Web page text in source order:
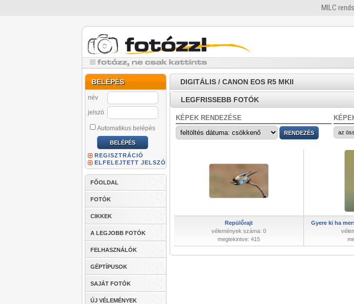
MILC
BELÉPÉS
név
jelszó
Automatikus belépés
REGISZTRÁCIÓ
ELFELEJTETT JELSZÓ
FŐOLDAL
FOTÓK
CIKKEK
A LEGJOBB FOTÓK
FELHASZNÁLÓK
GÉPTÍPUSOK
SAJÁT FOTÓK
ÚJ VÉLEMÉNYEK
DIGITÁLIS / CANON EOS R5 MKII
LEGFRISSEBB FOTÓK
KÉPEK RENDEZÉSE
Repülőrajt
vélemények száma: 0
megtekintve: 415
Gyere ki ha